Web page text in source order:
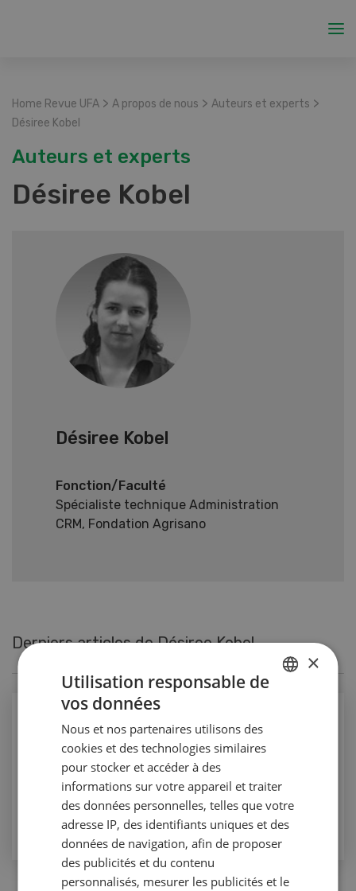
Home Revue UFA > A propos de nous > Auteurs et experts >
Désiree Kobel
Auteurs et experts
Désiree Kobel
Désiree Kobel
Fonction/Faculté
Spécialiste technique Administration
CRM, Fondation Agrisano
Derniers articles de Désiree Kobel
Gestion
Couvrir les risques de protection
Gestion
VERS L'ARTICLE
×
Utilisation responsable de
vos données
Nous et nos partenaires utilisons des
cookies et des technologies similaires
pour stocker et accéder à des
informations sur votre appareil et traiter
des données personnelles, telles que votre
adresse IP, des identifiants uniques et des
données de navigation, afin de proposer
des publicités et du contenu
personnalisés, mesurer les publicités et le